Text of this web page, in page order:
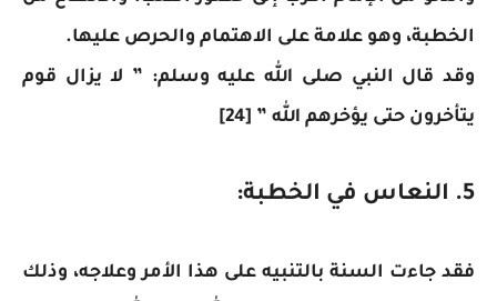
الخطبة، وهو علامة على الاهتمام والحرص عليها.
وقد قال النبي صلى الله عليه وسلم: ” لا يزال قوم
يتأخرون حتى يؤخرهم الله ” [24]
5. النعاس في الخطبة:
فقد جاءت السنة بالتنبيه على هذا الأمر وعلاجه، وذلك